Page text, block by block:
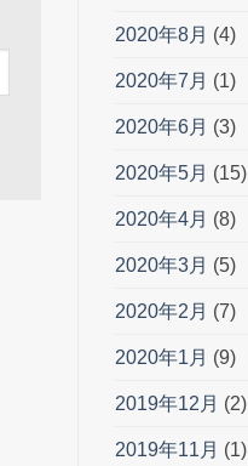
2020年8月 (4)
2020年7月 (1)
2020年6月 (3)
2020年5月 (15)
2020年4月 (8)
2020年3月 (5)
2020年2月 (7)
2020年1月 (9)
2019年12月 (2)
2019年11月 (1)